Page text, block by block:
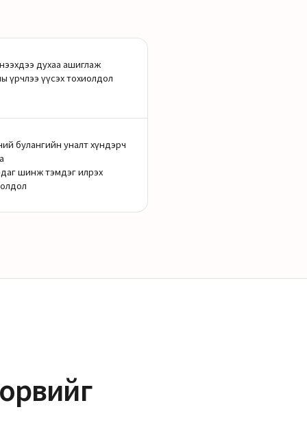
духаа ашиглаж
үрчлээ үүсэх тохиолдол
булангийн уналт хүндэрч
шинж тэмдэг илрэх